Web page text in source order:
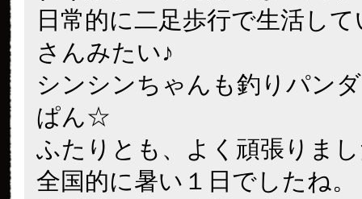
日常的に二足歩行で生活し
さんみたい♪
シンシンちゃんも釣りパン
ぱん☆
ふたりとも、よく頑張りま
全国的に暑い１日でしたね。